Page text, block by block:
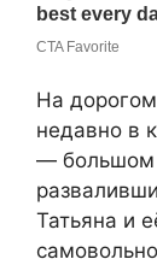
На
недавно в
— большом
Татьяна и